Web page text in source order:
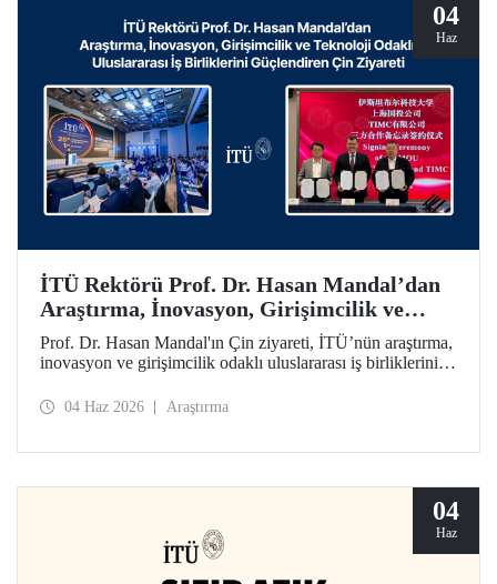
04
Haz
İTÜ Rektörü Prof. Dr. Hasan Mandal’dan
Araştırma, İnovasyon, Girişimcilik ve
Teknoloji Odaklı Uluslararası İş
Birliklerini Güçlendiren Çin Ziyareti
Prof. Dr. Hasan Mandal'ın Çin ziyareti, İTÜ’nün araştırma,
inovasyon ve girişimcilik odaklı uluslararası iş birliklerini
owned Capital Investment Co. (SSCI) ve TIMC ile İTÜ
04 Haz 2026 Araştırma
04
Haz